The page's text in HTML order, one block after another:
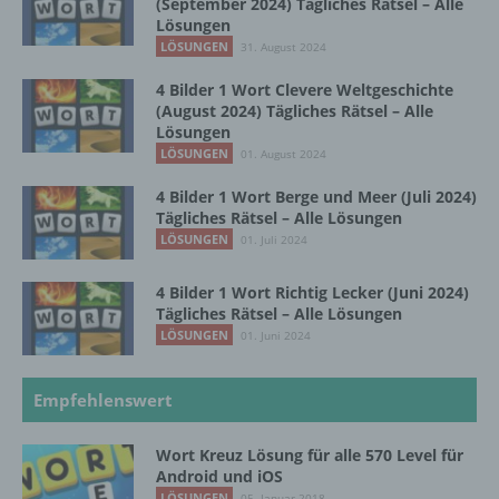
Lösungen
LÖSUNGEN 31. August 2024
4 Bilder 1 Wort Clevere Weltgeschichte
(August 2024) Tägliches Rätsel – Alle
Lösungen
LÖSUNGEN 01. August 2024
4 Bilder 1 Wort Berge und Meer (Juli 2024)
Tägliches Rätsel – Alle Lösungen
LÖSUNGEN 01. Juli 2024
4 Bilder 1 Wort Richtig Lecker (Juni 2024)
Tägliches Rätsel – Alle Lösungen
LÖSUNGEN 01. Juni 2024
Empfehlenswert
Wort Kreuz Lösung für alle 570 Level für
Android und iOS
c) Verarbeitung
Verarbeitung ist jeder mit oder ohne Hilfe
automatisierter Verfahren ausgeführte
Vorgang oder jede solche Vorgangsreihe im
Zusammenhang mit personenbezogenen
Daten wie das Erheben, das Erfassen, die
Organisation, das Ordnen, die Speicherung,
die Anpassung oder Veränderung, das
Auslesen, das Abfragen, die Verwendung,
die Offenlegung durch Übermittlung,
Verbreitung oder eine andere Form der
Bereitstellung, den Abgleich oder die
Verknüpfung, die Einschränkung, das
Löschen oder die Vernichtung.
d) Einschränkung der Verarbeitung
Einschränkung der Verarbeitung ist die